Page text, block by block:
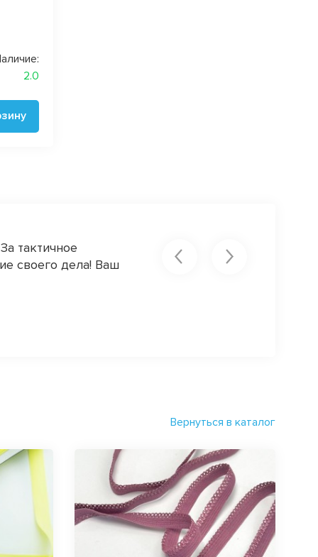
2.0
тактичное
своего дела! Ваш
Замечательные ткани,
Вернуться в каталог